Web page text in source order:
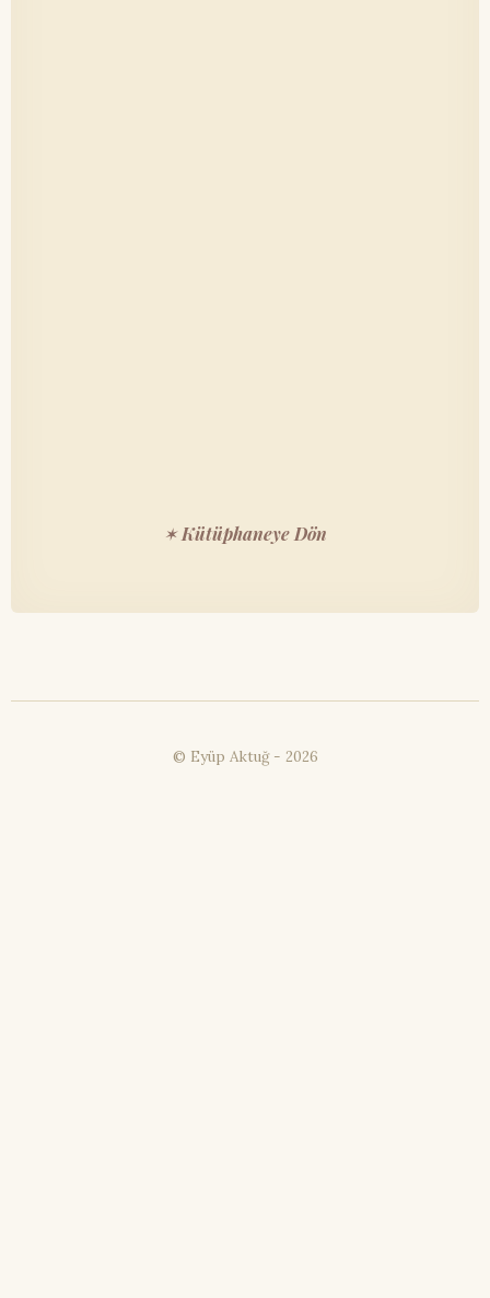
✶ Kütüphaneye Dön
© Eyüp Aktuğ - 2026